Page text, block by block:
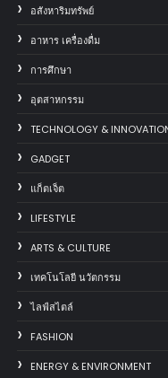
อสังหาริมทรัพย์
อาหาร เครื่องดื่ม
การศึกษา
อุตสาหกรรม
TECHNOLOGY &
GADGET
แก็ตเจ็ต
LIFESTYLE
ARTS & CULTURE
เทคโนโลยี นวัตกรรม
ไลฟ์สไตล์
FASHION
ENERGY & ENVIRONMENT